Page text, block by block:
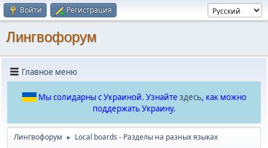
Войти Регистрация
Лингвофорум
Главное меню
Мы солидарны с Украиной. Узнайте здесь, как можно
поддержать Украину.
Лингвофорум ► Local boards - Разделы на разных языках